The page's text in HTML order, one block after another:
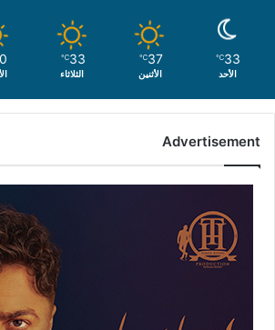
33
℃
الأحد
37
℃
الأثنين
33
℃
الثلاثاء
Advertisement